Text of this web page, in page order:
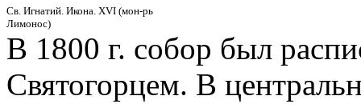
Св. Игнатий. Икона. XVI (мон-рь
Лимонос)
В 1800 г. собор был
Святогорцем. В